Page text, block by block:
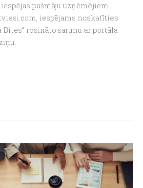
pašmāju uzņēmējiem
iespējams noskatīties
Bites” rosināto sarunu ar portāla